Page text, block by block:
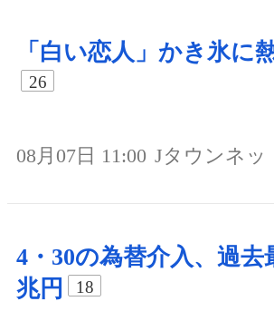
「白い恋人」かき氷に
26
08月07日 11:00 Jタウンネッ
4・30の為替介入、過去
兆円
18